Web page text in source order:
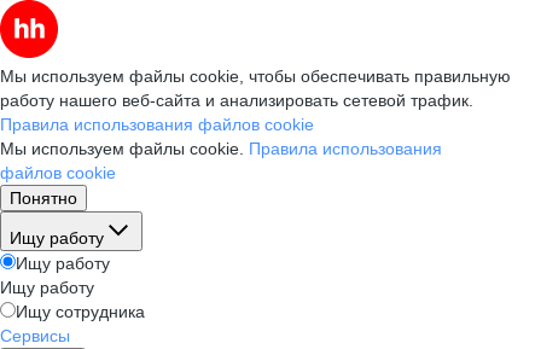
Мы используем файлы cookie, чтобы обеспечивать правильную
работу нашего веб-сайта и анализировать сетевой трафик.
Правила использования файлов cookie
Мы используем файлы cookie. Правила использования
файлов cookie
Понятно
Ищу работу
Ищу работу
Ищу работу
Ищу сотрудника
Сервисы